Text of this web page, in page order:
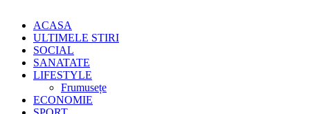
ACASA
ULTIMELE STIRI
SOCIAL
SANATATE
LIFESTYLE
Frumusețe
ECONOMIE